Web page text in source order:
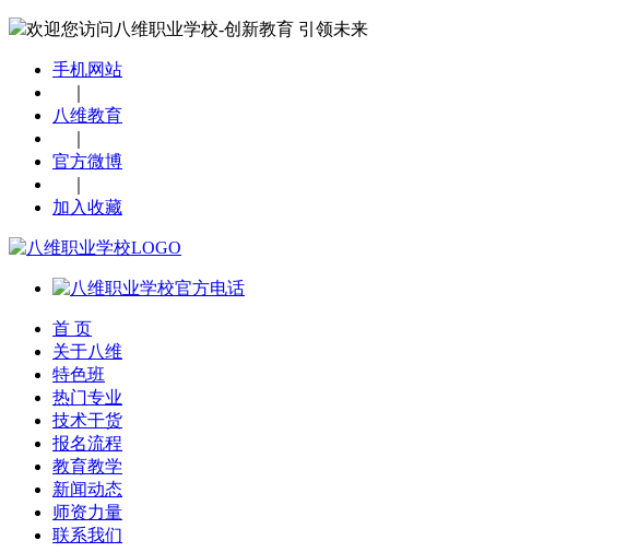
欢迎您访问八维职业学校-创新教育 引领未来
手机网站
八维教育
官方微博
加入收藏
首 页
关于八维
特色班
热门专业
技术干货
报名流程
教育教学
新闻动态
师资力量
联系我们